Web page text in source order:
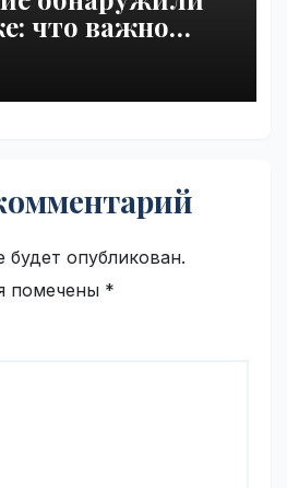
что важно
сразу |
опубликован.
помечены *